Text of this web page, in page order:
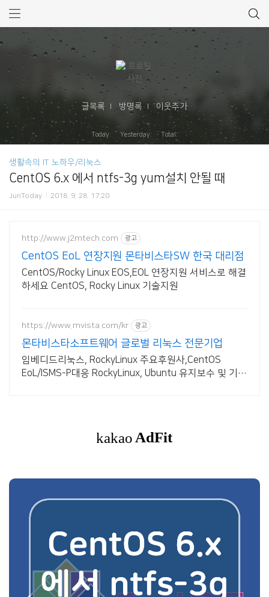
글목록 방명록 이웃추가
Today: Yesterday: Total:
생활속의 IT 노하우/리눅스
CentOS 6.x 에서 ntfs-3g yum설치 안될 때
JunToday 2018. 9. 28. 17:20
http://www.j2mtech.com 광고
CentOS EoL 연장지원 몬타비스타SW 한국 대리점
CentOS/Rocky Linux EOS,EOL 연장지원 서비스로 해결
하세요 CentOS, Rocky Linux 기술지원
https://www.mvista.com/kr 광고
몬타비스타소프트웨어 글로벌 리눅스 전문기업
임베디드리눅스, RockyLinux 주요후원사,CentOS
EoL/ISMS-P대응 RockyLinux, Ubuntu 유지보수 및 기술